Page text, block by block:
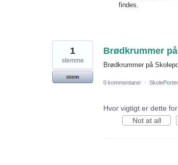
findes.
Brødkrummer
Brødkrummer på
1
stemme
stem
0 kommentarer ·
Hvor vigtigt er dette
Not at all